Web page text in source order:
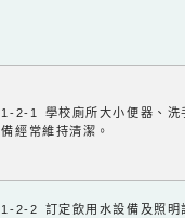
1-2-1 學校廁所大小便器、洗
備經常維持清潔。
1-2-2 訂定飲用水設備及照明